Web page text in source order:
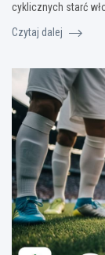
cyklicznych starć
Czytaj dalej